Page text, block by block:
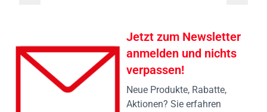
Jetzt zum Newsletter
anmelden und nichts
verpassen!
Neue Produkte, Rabatte,
Aktionen? Sie erfahren